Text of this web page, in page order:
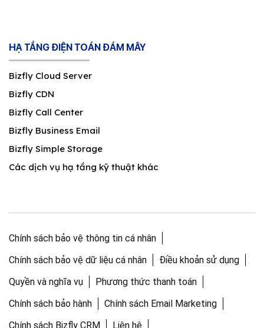
HẠ TẦNG ĐIỆN TOÁN ĐÁM MÂY
Bizfly Cloud Server
Bizfly CDN
Bizfly Call Center
Bizfly Business Email
Bizfly Simple Storage
Các dịch vụ hạ tầng kỹ thuật khác
Chính sách bảo vệ thông tin cá nhân
Chính sách bảo vệ dữ liệu cá nhân
Điều khoản sử dụng
Quyền và nghĩa vụ
Phương thức thanh toán
Chính sách bảo hành
Chính sách Email Marketing
Chính sách Bizfly CRM
Liên hệ